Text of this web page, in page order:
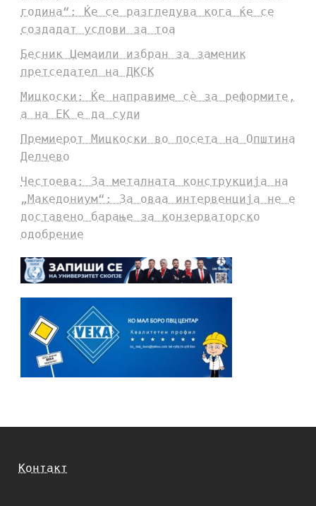
година“: Ќе се разгледува кога ќе се
создадат услови за тоа
Бесник Џемаили избран за заменик
претседател на ДКСК
Мицкоски: Ќе направиме сè за реформите,
а на ЕК е да суди
Премиерот Мицкоски во посета на Општина
Делчево
Честоева: За металната конструкција на
„Македониум“: За оваа интервенција не е
доставено барање за конзерваторско
одобрение
Контакт